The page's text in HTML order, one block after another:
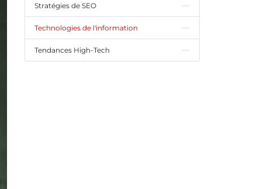
Stratégies de SEO
Technologies de l'information
Tendances High-Tech